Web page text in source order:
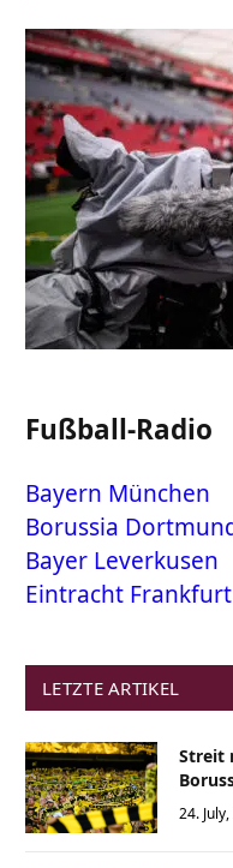
Fußball-Radio
Bayern München
Borussia
Bayer Leverkusen
Eintracht Frankfurt
LETZTE ARTIKEL
Streit
24.